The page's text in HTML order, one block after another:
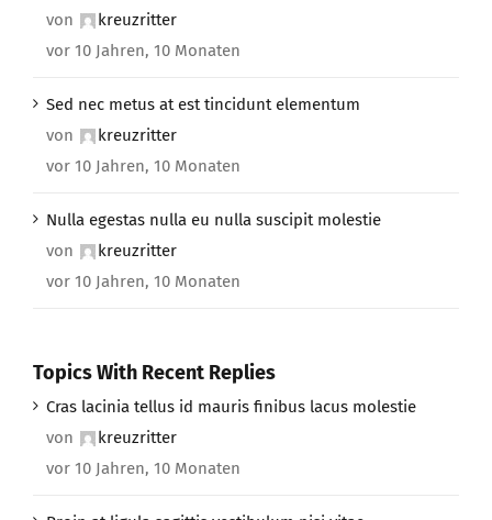
von
kreuzritter
vor 10 Jahren, 10 Monaten
Sed nec metus at est tincidunt elementum
von
kreuzritter
vor 10 Jahren, 10 Monaten
Nulla egestas nulla eu nulla suscipit molestie
von
kreuzritter
vor 10 Jahren, 10 Monaten
Topics With Recent Replies
Cras lacinia tellus id mauris finibus lacus molestie
von
kreuzritter
vor 10 Jahren, 10 Monaten